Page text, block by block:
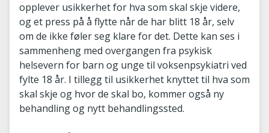
opplever usikkerhet for hva som skal skje videre,
og et press på å flytte når de har blitt 18 år, selv
om de ikke føler seg klare for det. Dette kan ses i
sammenheng med overgangen fra psykisk
helsevern for barn og unge til voksenpsykiatri ved
fylte 18 år. I tillegg til usikkerhet knyttet til hva som
skal skje og hvor de skal bo, kommer også ny
behandling og nytt behandlingssted.